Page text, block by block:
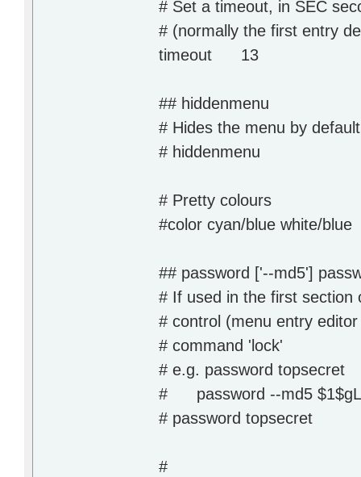
# Set a timeout, in SEC
# (normally the first entry
timeout 13
## hiddenmenu
# Hides the menu by
# hiddenmenu
# Pretty colours
#color cyan/blue white/blue
## password ['--md5']
# If used in the first section
# control (menu entry
# command 'lock'
# e.g. password topsecret
# password --md5
# password topsecret
#